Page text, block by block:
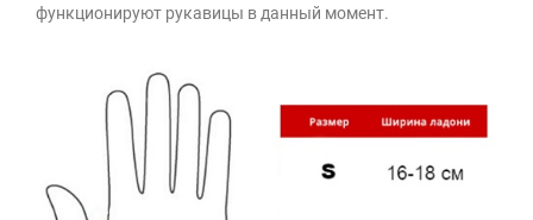
функционируют рукавицы в данный момент.